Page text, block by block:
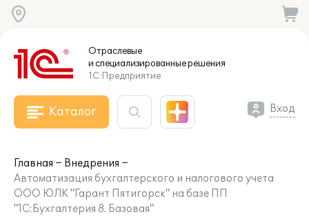
Отраслевые
и специализированныерешения
1С:Предприятие
Каталог Вход
Главная
Внедрения
Автоматизация бухгалтерского и налогового учета
ООО ЮЛК "Гарант Пятигорск" на базе ПП
"1C:Бухгалтерия 8. Базовая"